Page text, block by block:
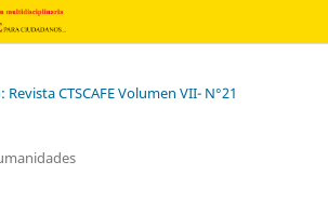
CTSCAFE Volumen VII- N°21